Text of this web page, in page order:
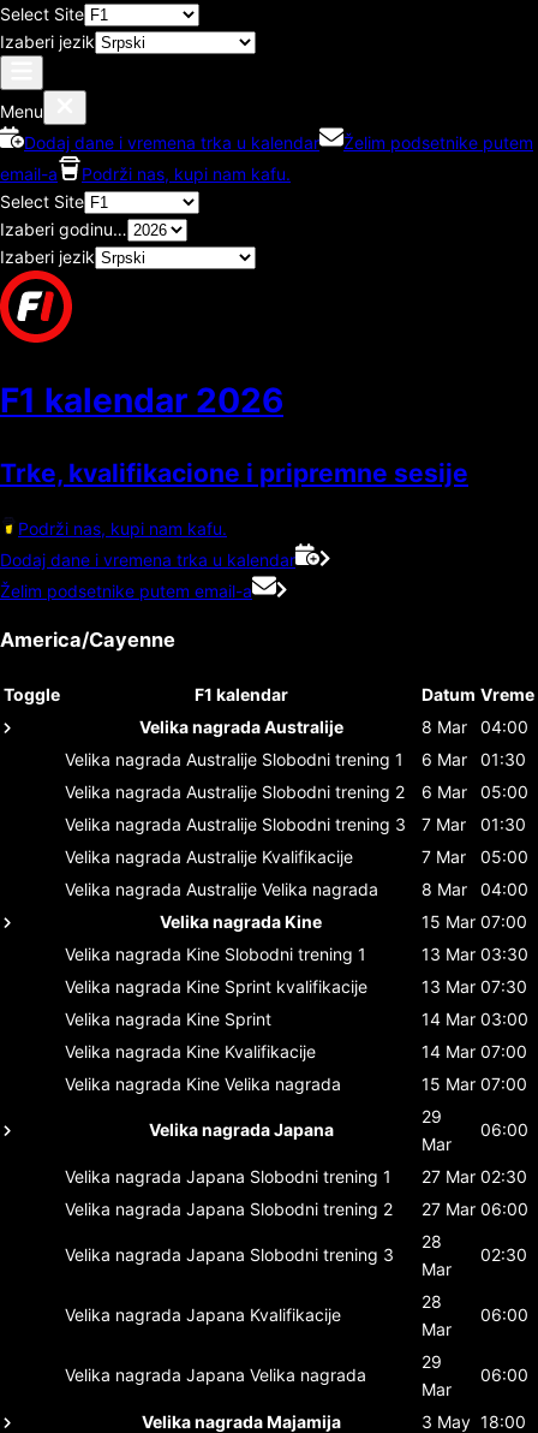
Select Site
Izaberi jezik
Menu
Dodaj dane i vremena trka u kalendar
Želim podsetnike putem
email-a
Podrži nas, kupi nam kafu.
Select Site
Izaberi godinu…
Izaberi jezik
F1 kalendar 2026
Trke, kvalifikacione i pripremne sesije
Podrži nas, kupi nam kafu.
Dodaj dane i vremena trka u kalendar
Želim podsetnike putem email-a
America/Cayenne
Toggle F1 kalendar Datum Vreme
Velika nagrada Australije
8 Mar
04:00
Velika nagrada Australije Slobodni trening 1 6 Mar
01:30
Velika nagrada Australije Slobodni trening 2 6 Mar
05:00
Velika nagrada Australije Slobodni trening 3 7 Mar
01:30
Velika nagrada Australije Kvalifikacije 7 Mar
05:00
Velika nagrada Australije Velika nagrada 8 Mar
04:00
Velika nagrada Kine
15 Mar 07:00
Velika nagrada Kine Slobodni trening 1 13 Mar 03:30
Velika nagrada Kine Sprint kvalifikacije 13 Mar 07:30
Velika nagrada Kine Sprint 14 Mar 03:00
Velika nagrada Kine Kvalifikacije 14 Mar 07:00
Velika nagrada Kine Velika nagrada 15 Mar 07:00
Velika nagrada Japana
29
Mar
06:00
Velika nagrada Japana Slobodni trening 1 27 Mar 02:30
Velika nagrada Japana Slobodni trening 2 27 Mar 06:00
Velika nagrada Japana Slobodni trening 3
28
Mar
02:30
Velika nagrada Japana Kvalifikacije
28
Mar
06:00
Velika nagrada Japana Velika nagrada
29
Mar
06:00
Velika nagrada Majamija 3 May 18:00